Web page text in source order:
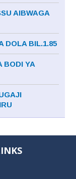
AIBWAGA
DOLA BIL.1.85
BODI YA